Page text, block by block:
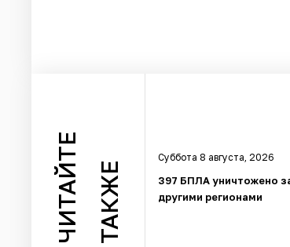
ЧИТАЙТЕ ТАКЖЕ
Суббота 8 августа, 2026
397 БПЛА уничтожено
другими регионами